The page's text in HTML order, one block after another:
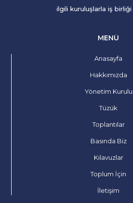
ilgili kuruluşlarla iş
MENÜ
Anasayfa
Hakkımızda
Yönetim Kurulu
Tüzük
Toplantılar
Basında Biz
Kılavuzlar
Toplum İçin
İletişim